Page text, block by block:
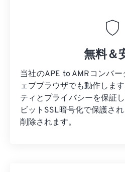
無料＆
当社のAPE to AMRコンバ
ェブブラウザでも動作しま
ティとプライバシーを保証
ビットSSL暗号化で保護さ
削除されます。